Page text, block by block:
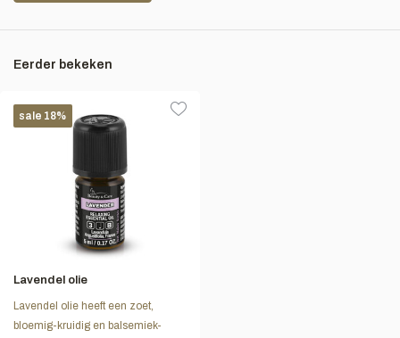
Eerder bekeken
sale 18%
Lavendel olie
Lavendel olie heeft een zoet,
bloemig-kruidig en balsemiek-